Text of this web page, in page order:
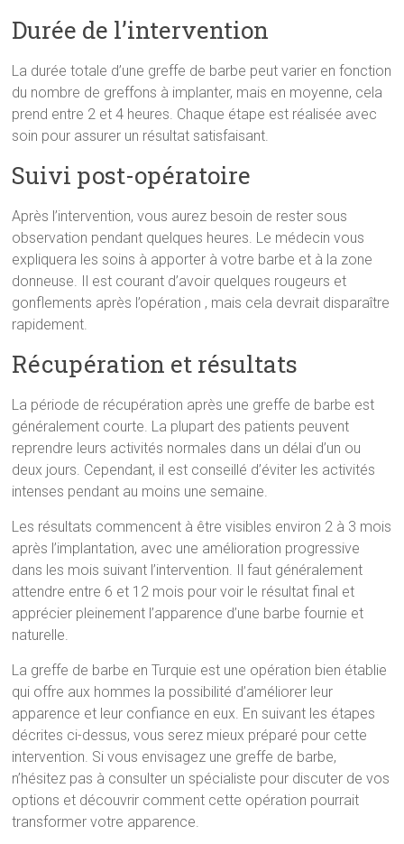
Durée de l’intervention
La durée totale d’une greffe de barbe peut varier en fonction
du nombre de greffons à implanter, mais en moyenne, cela
prend entre 2 et 4 heures. Chaque étape est réalisée avec
soin pour assurer un résultat satisfaisant.
Suivi post-opératoire
Après l’intervention, vous aurez besoin de rester sous
observation pendant quelques heures. Le médecin vous
expliquera les soins à apporter à votre barbe et à la zone
donneuse. Il est courant d’avoir quelques rougeurs et
gonflements après l’opération , mais cela devrait disparaître
rapidement.
Récupération et résultats
La période de récupération après une greffe de barbe est
généralement courte. La plupart des patients peuvent
reprendre leurs activités normales dans un délai d’un ou
deux jours. Cependant, il est conseillé d’éviter les activités
intenses pendant au moins une semaine.
Les résultats commencent à être visibles environ 2 à 3 mois
après l’implantation, avec une amélioration progressive
dans les mois suivant l’intervention. Il faut généralement
attendre entre 6 et 12 mois pour voir le résultat final et
apprécier pleinement l’apparence d’une barbe fournie et
naturelle.
La greffe de barbe en Turquie est une opération bien établie
qui offre aux hommes la possibilité d’améliorer leur
apparence et leur confiance en eux. En suivant les étapes
décrites ci-dessus, vous serez mieux préparé pour cette
intervention. Si vous envisagez une greffe de barbe,
n’hésitez pas à consulter un spécialiste pour discuter de vos
options et découvrir comment cette opération pourrait
transformer votre apparence.